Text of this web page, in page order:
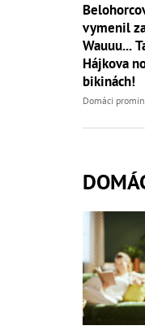
vymenil
Wauuu...
Hájkova
bikinách!
Domáci